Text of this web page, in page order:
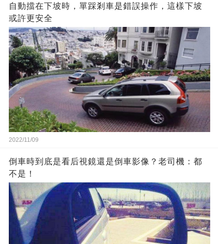
自動擋在下坡時，單踩剎車是錯誤操作，這樣下坡
或許更安全
2022/11/09
倒車時到底是看后視鏡還是倒車影像？老司機：都
不是！